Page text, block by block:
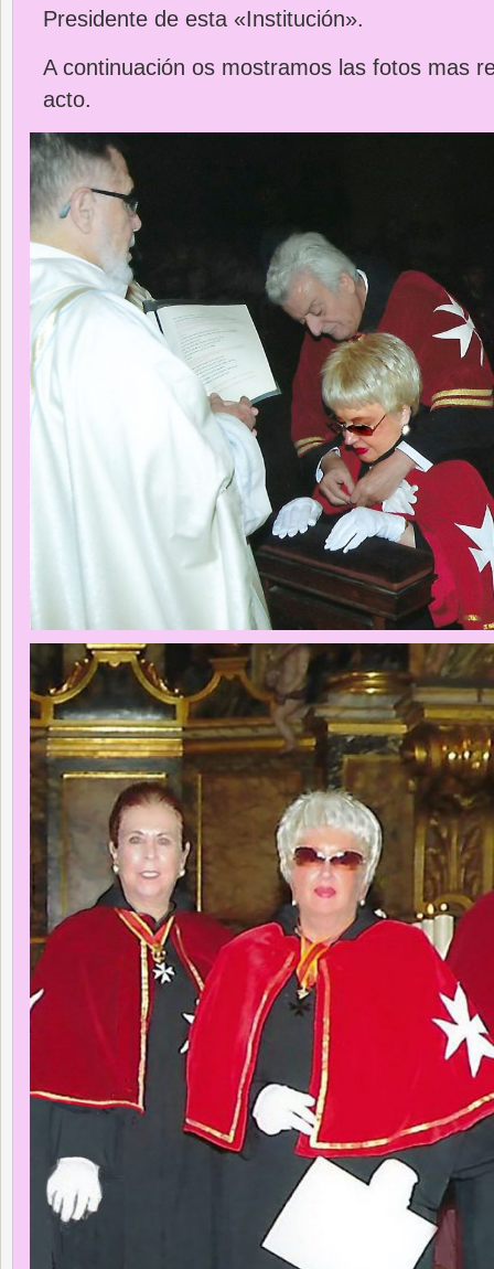
Presidente de esta «Institución».
A continuación os mostramos las fotos mas
acto.